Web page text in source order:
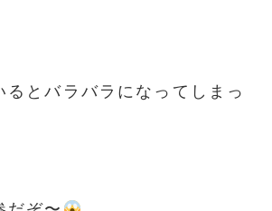
るとバラバラになってしまっ